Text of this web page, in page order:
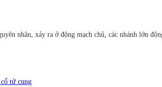
nhân, xảy ra ở động mạch chủ, các nhánh lớn
tử cung